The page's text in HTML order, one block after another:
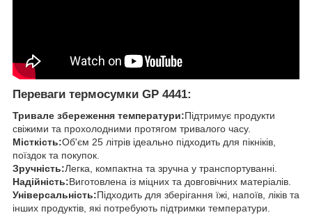
Переваги термосумки GP 4441:
Тривале збереження температури:Підтримує продукти
свіжими та прохолодними протягом тривалого часу.
Місткість:Об'єм 25 літрів ідеально підходить для пікніків,
поїздок та покупок.
Зручність:Легка, компактна та зручна у транспортуванні.
Надійність:Виготовлена із міцних та довговічних матеріалів.
Універсальність:Підходить для зберігання їжі, напоїв, ліків та
інших продуктів, які потребують підтримки температури.